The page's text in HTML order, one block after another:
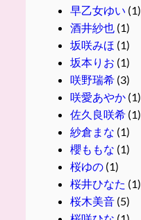
早乙女ゆい (1)
酒井紗也 (1)
坂咲みほ (1)
坂本りお (1)
咲野瑞希(3)
咲愛あやか(1)
佐久良咲希(1)
紗倉まな (1)
櫻ももな (1)
桜ゆの(1)
桜井ひなた (1)
桜木美音(5)